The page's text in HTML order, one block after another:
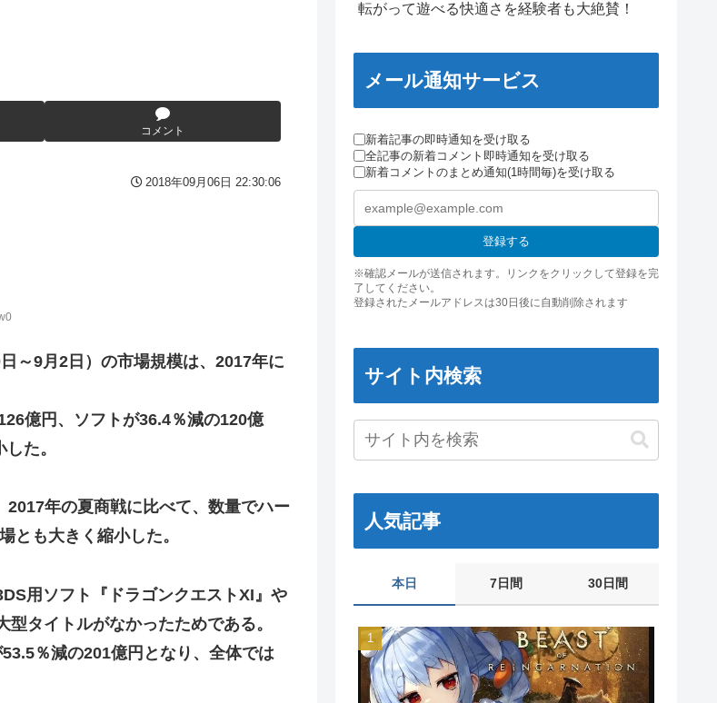
ておらずめども立たず
w w w w w w w w
い…。前作で助けたシィルもいるぞ！
てくれ」
十年先を行っていたと話題に
画を解説
される…怖すぎる…
をお見舞いする」
ト『バニーとヨミハラクライシス』
なら考える
めで修行、あっぱれチャンスの河童が強い、
トの適性を宣言 一部コーチによるWNBA男性
にしちゃおうｗｗｗ
コメント
2018年09月06日 22:30:06
～9月2日）の市場規模は、2017年に
億円、ソフトが36.4％減の120億
た。
年の夏商戦に比べて、数量でハー
とも大きく縮小した。
用ソフト『ドラゴンクエストXI』や
タイトルがなかったためである。
％減の201億円となり、全体では
転がって遊べる快適さを経験者も大絶賛！
メール通知サービス
新着記事の即時通知を受け取る
全記事の新着コメント即時通知を受け取る
新着コメントのまとめ通知(1時間毎)を受け取る
登録する
※確認メールが送信されます。リンクをクリックして登録を完
了してください。
登録されたメールアドレスは30日後に自動削除されます
サイト内検索
人気記事
本日 7日間 30日間